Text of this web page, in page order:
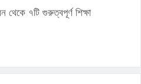
থেকে ৭টি গুরুত্বপূর্ণ শিক্ষা